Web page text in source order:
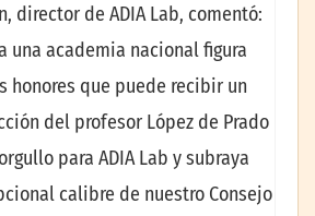
director de ADIA Lab, comentó:
una academia nacional figura
honores que puede recibir un
del profesor López de Prado
para ADIA Lab y subraya
calibre de nuestro Consejo